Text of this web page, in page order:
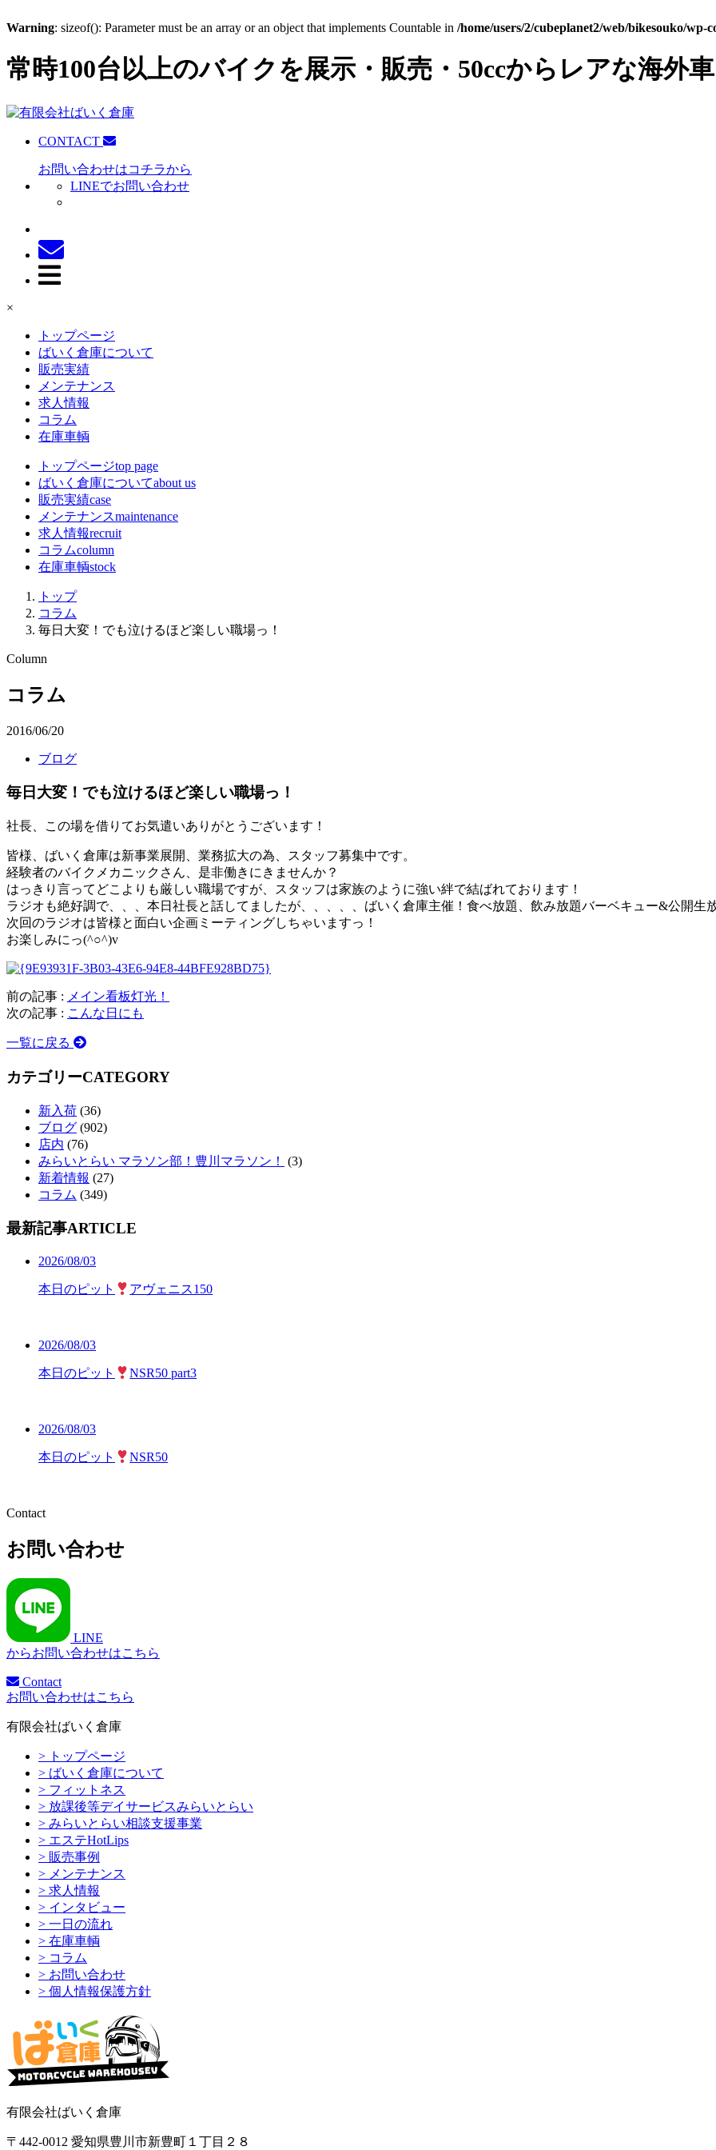
Warning: sizeof(): Parameter must be an array or an object that implements Countable in /home/users/2/cubeplanet2/web/bikesouko/
常時100台以上のバイクを展示・販売・50ccからレアな海外
CONTACT
お問い合わせはコチラから
LINEでお問い合わせ
×
トップページ
ばいく倉庫について
販売実績
メンテナンス
求人情報
コラム
在庫車輌
トップページtop page
ばいく倉庫についてabout us
販売実績case
メンテナンスmaintenance
求人情報recruit
コラムcolumn
在庫車輌stock
トップ
コラム
毎日大変！でも泣けるほど楽しい職場っ！
Column
コラム
2016/06/20
ブログ
毎日大変！でも泣けるほど楽しい職場っ！
社長、この場を借りてお気遣いありがとうございます！
皆様、ばいく倉庫は新事業展開、業務拡大の為、スタッフ募集中です。
経験者のバイクメカニックさん、是非働きにきませんか？
はっきり言ってどこよりも厳しい職場ですが、スタッフは家族のように強い絆で結ばれております！
ラジオも絶好調で、、、本日社長と話してましたが、、、、、ばいく倉庫主催！食べ放題、飲み放題バーベキュー&公開生
次回のラジオは皆様と面白い企画ミーティングしちゃいますっ！
お楽しみにっ(^○^)v
前の記事 : メイン看板灯光！
次の記事 : こんな日にも
一覧に戻る
カテゴリーCATEGORY
新入荷 (36)
ブログ (902)
店内 (76)
みらいとらい マラソン部！豊川マラソン！
(3)
新着情報 (27)
コラム (349)
最新記事ARTICLE
2026/08/03
本日のピット アヴェニス150
2026/08/03
本日のピット NSR50 part3
2026/08/03
本日のピット NSR50
Contact
お問い合わせ
LINE
からお問い合わせはこちら
Contact
お問い合わせはこちら
有限会社ばいく倉庫
> トップページ
> ばいく倉庫について
> フィットネス
> 放課後等デイサービスみらいとらい
> みらいとらい相談支援事業
> エステHotLips
> 販売事例
> メンテナンス
> 求人情報
> インタビュー
> 一日の流れ
> 在庫車輌
> コラム
> お問い合わせ
> 個人情報保護方針
有限会社ばいく倉庫
〒442-0012 愛知県豊川市新豊町１丁目２８